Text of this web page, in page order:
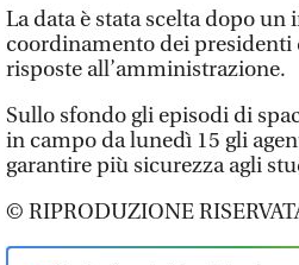
La data è stata scelta dopo
coordinamento dei
risposte all’amministrazione.
Sullo sfondo gli episodi di
in campo da lunedì 15 gli
garantire più sicurezza agli
© RIPRODUZIONE